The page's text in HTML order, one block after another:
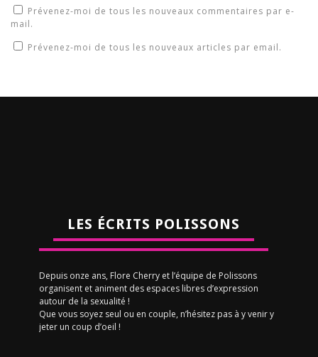
Prévenez-moi de tous les nouveaux commentaires par e-
mail.
Prévenez-moi de tous les nouveaux articles par email.
LES ÉCRITS POLISSONS
Depuis onze ans, Flore Cherry et l’équipe de Polissons
organisent et animent des espaces libres d’expression
autour de la sexualité !
Que vous soyez seul ou en couple, n’hésitez pas à y venir y
jeter un coup d’oeil !